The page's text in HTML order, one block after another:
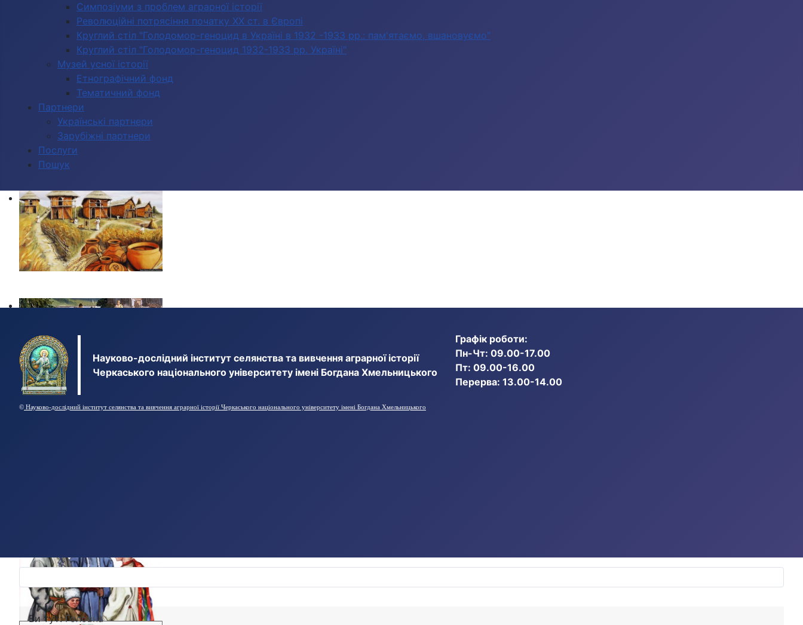
Симпозіуми з проблем аграрної історії
Революційні потрясіння початку ХХ ст. в Європі
Круглий стіл "Голодомор-геноцид в Україні в 1932 -1933 рр.: пам'ятаємо, вшановуємо"
Круглий стіл "Голодомор-геноцид 1932-1933 рр. Україні"
Музей усної історії
Етнографічний фонд
Тематичний фонд
Партнери
Українські партнери
Зарубіжні партнери
Послуги
Пошук
Ви тут:Головна
Науково-дослідний інститут селянства та вивчення аграрної історії
Черкаського національного університету імені Богдана Хмельницького
Графік роботи:
Пн-Чт: 09.00-17.00
Пт: 09.00-16.00
Перерва: 13.00-14.00
© Науково-дослідний інститут селянства та вивчення аграрної історії Черкаського національного університету імені Богдана Хмельницького